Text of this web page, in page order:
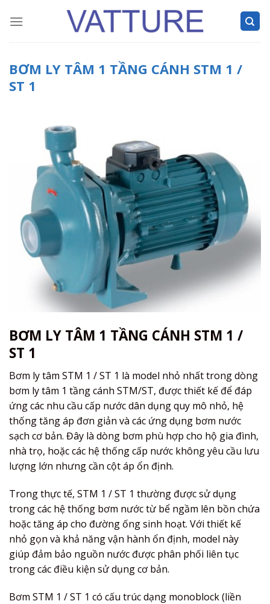
BƠM LY TÂM 1 TẦNG CÁNH STM 1 /
ST 1
BƠM LY TÂM 1 TẦNG CÁNH STM 1 /
ST 1
Bơm ly tâm STM 1 / ST 1 là model nhỏ nhất trong dòng
bơm ly tâm 1 tầng cánh STM/ST, được thiết kế để đáp
ứng các nhu cầu cấp nước dân dụng quy mô nhỏ, hệ
thống tăng áp đơn giản và các ứng dụng bơm nước
sạch cơ bản. Đây là dòng bơm phù hợp cho hộ gia đình,
nhà trọ, hoặc các hệ thống cấp nước không yêu cầu lưu
lượng lớn nhưng cần cột áp ổn định.
Trong thực tế, STM 1 / ST 1 thường được sử dụng
trong các hệ thống bơm nước từ bể ngầm lên bồn chứa
hoặc tăng áp cho đường ống sinh hoạt. Với thiết kế
nhỏ gọn và khả năng vận hành ổn định, model này
giúp đảm bảo nguồn nước được phân phối liên tục
trong các điều kiện sử dụng cơ bản.
Bơm STM 1 / ST 1 có cấu trúc dạng monoblock (liền